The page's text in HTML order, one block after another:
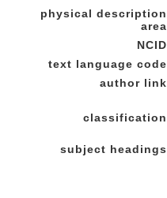
physical description
area
NCID
text language code
author link
classification
subject headings